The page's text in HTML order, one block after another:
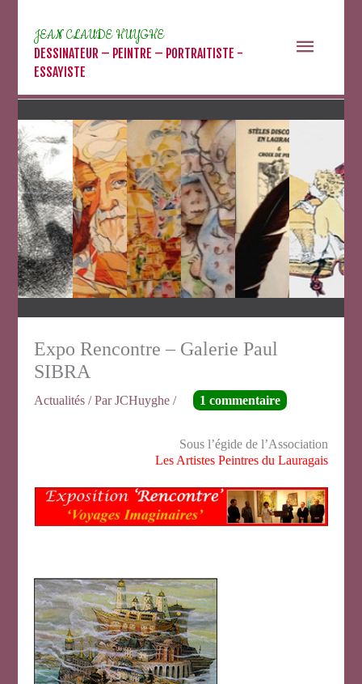
contenu
JEAN CLAUDE HUYGHE
DESSINATEUR – PEINTRE – PORTRAITISTE -
ESSAYISTE
Menu
Expo Rencontre – Galerie Paul
SIBRA
Actualités / ParJCHuyghe/ 1 commentaire
Sous l’égide de l’Association
Les Artistes Peintres du Lauragais